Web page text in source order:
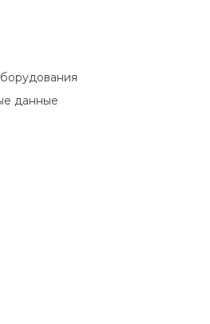
данные